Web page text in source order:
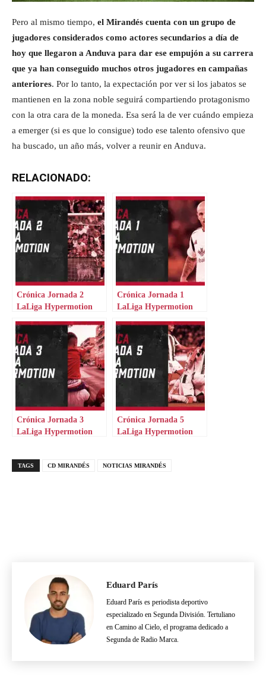
Pero al mismo tiempo, el Mirandés cuenta con un grupo de
jugadores considerados como actores secundarios a día de
hoy que llegaron a Anduva para dar ese empujón a su carrera
que ya han conseguido muchos otros jugadores en campañas
anteriores. Por lo tanto, la expectación por ver si los jabatos se
mantienen en la zona noble seguirá compartiendo protagonismo
con la otra cara de la moneda. Esa será la de ver cuándo empieza
a emerger (si es que lo consigue) todo ese talento ofensivo que
ha buscado, un año más, volver a reunir en Anduva.
RELACIONADO:
Crónica Jornada 2
LaLiga Hypermotion
Crónica Jornada 1
LaLiga Hypermotion
Crónica Jornada 3
LaLiga Hypermotion
Crónica Jornada 5
LaLiga Hypermotion
TAGS CD MIRANDÉS NOTICIAS MIRANDÉS
Eduard París
Eduard París es periodista deportivo
especializado en Segunda División. Tertuliano
en Camino al Cielo, el programa dedicado a
Segunda de Radio Marca.